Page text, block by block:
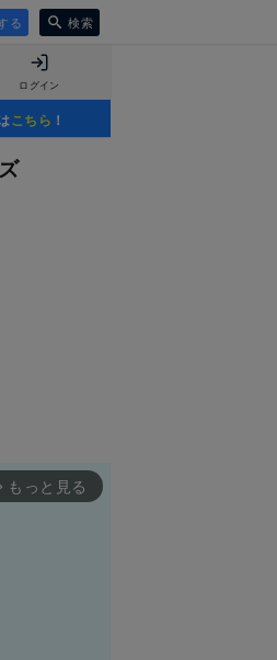
る 検索
ログイン
こちら ！
もっと見る